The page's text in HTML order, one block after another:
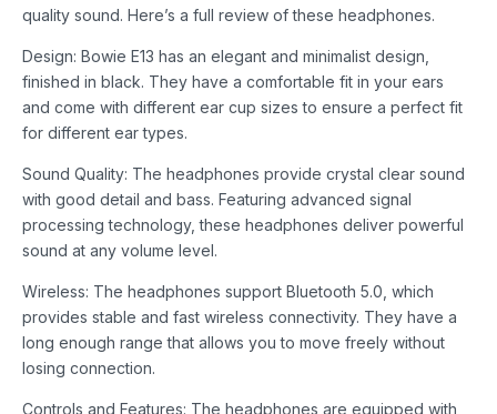
quality sound. Here’s a full review of these headphones.
Design: Bowie E13 has an elegant and minimalist design,
finished in black. They have a comfortable fit in your ears
and come with different ear cup sizes to ensure a perfect fit
for different ear types.
Sound Quality: The headphones provide crystal clear sound
with good detail and bass. Featuring advanced signal
processing technology, these headphones deliver powerful
sound at any volume level.
Wireless: The headphones support Bluetooth 5.0, which
provides stable and fast wireless connectivity. They have a
long enough range that allows you to move freely without
losing connection.
Controls and Features: The headphones are equipped with